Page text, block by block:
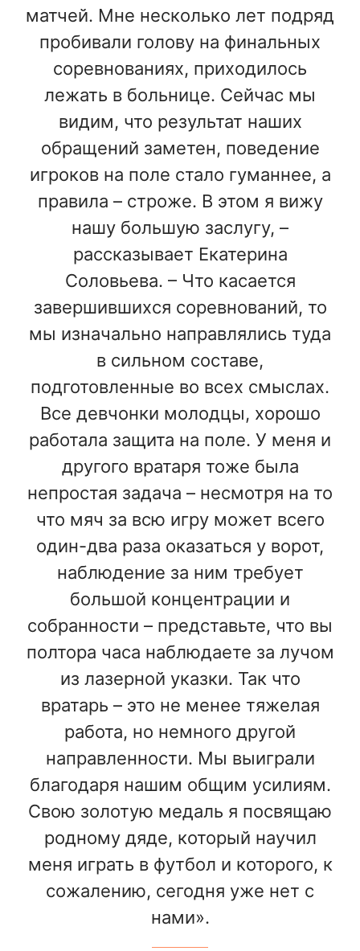
матчей. Мне несколько лет подряд
пробивали голову на финальных
соревнованиях, приходилось
лежать в больнице. Сейчас мы
видим, что результат наших
обращений заметен, поведение
игроков на поле стало гуманнее, а
правила – строже. В этом я вижу
нашу большую заслугу, –
рассказывает Екатерина
Соловьева. – Что касается
завершившихся соревнований, то
мы изначально направлялись туда
в сильном составе,
подготовленные во всех смыслах.
Все девчонки молодцы, хорошо
работала защита на поле. У меня и
другого вратаря тоже была
непростая задача – несмотря на то
что мяч за всю игру может всего
один-два раза оказаться у ворот,
наблюдение за ним требует
большой концентрации и
собранности – представьте, что вы
полтора часа наблюдаете за лучом
из лазерной указки. Так что
вратарь – это не менее тяжелая
работа, но немного другой
направленности. Мы выиграли
благодаря нашим общим усилиям.
Свою золотую медаль я посвящаю
родному дяде, который научил
меня играть в футбол и которого, к
сожалению, сегодня уже нет с
нами».